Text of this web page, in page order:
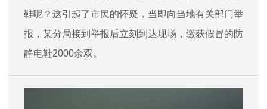
鞋呢？这引起了市民的怀疑，当即向当地有关部门举
报，某分局接到举报后立刻到达现场，缴获假冒的防
静电鞋2000余双。